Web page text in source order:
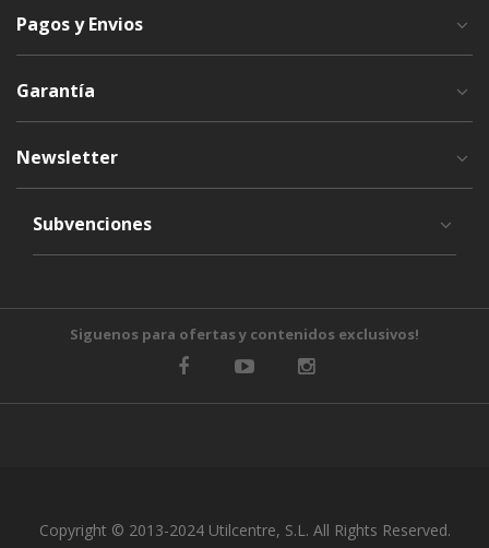
Pagos y Envios
Garantía
Newsletter
Subvenciones
Siguenos para ofertas y contenidos exclusivos!
Copyright © 2013-2024 Utilcentre, S.L. All Rights Reserved.